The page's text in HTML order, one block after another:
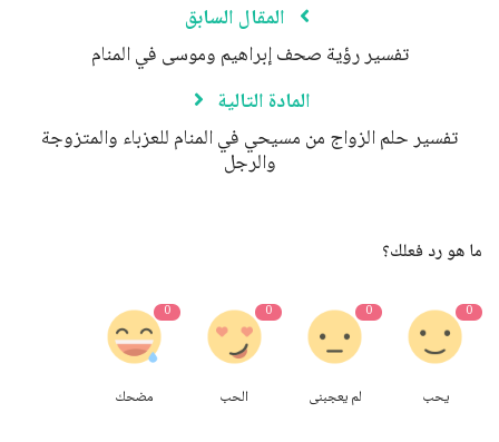
المقال السابق
تفسير رؤية صحف إبراهيم وموسى في المنام
المادة التالية
تفسير حلم الزواج من مسيحي في المنام للعزباء والمتزوجة
والرجل
ما هو رد فعلك؟
0
يحب
0
لم يعجبنى
0
الحب
0
مضحك